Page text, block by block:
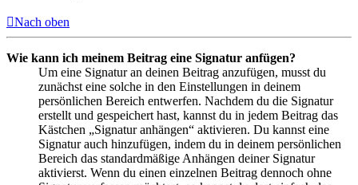
Nach oben
Wie kann ich meinem Beitrag eine Signatur anfügen?
Um eine Signatur an deinen Beitrag anzufügen, musst du
zunächst eine solche in den Einstellungen in deinem
persönlichen Bereich entwerfen. Nachdem du die Signatur
erstellt und gespeichert hast, kannst du in jedem Beitrag das
Kästchen „Signatur anhängen“ aktivieren. Du kannst eine
Signatur auch hinzufügen, indem du in deinem persönlichen
Bereich das standardmäßige Anhängen deiner Signatur
aktivierst. Wenn du einen einzelnen Beitrag dennoch ohne